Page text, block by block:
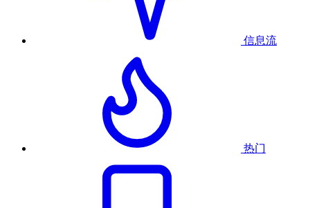
信息流
热门